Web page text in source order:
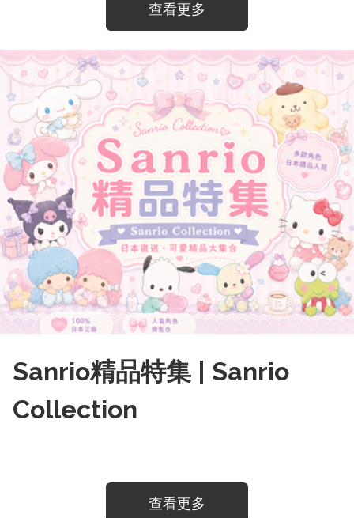
查看更多
Sanrio精品特集 | Sanrio
Collection
查看更多